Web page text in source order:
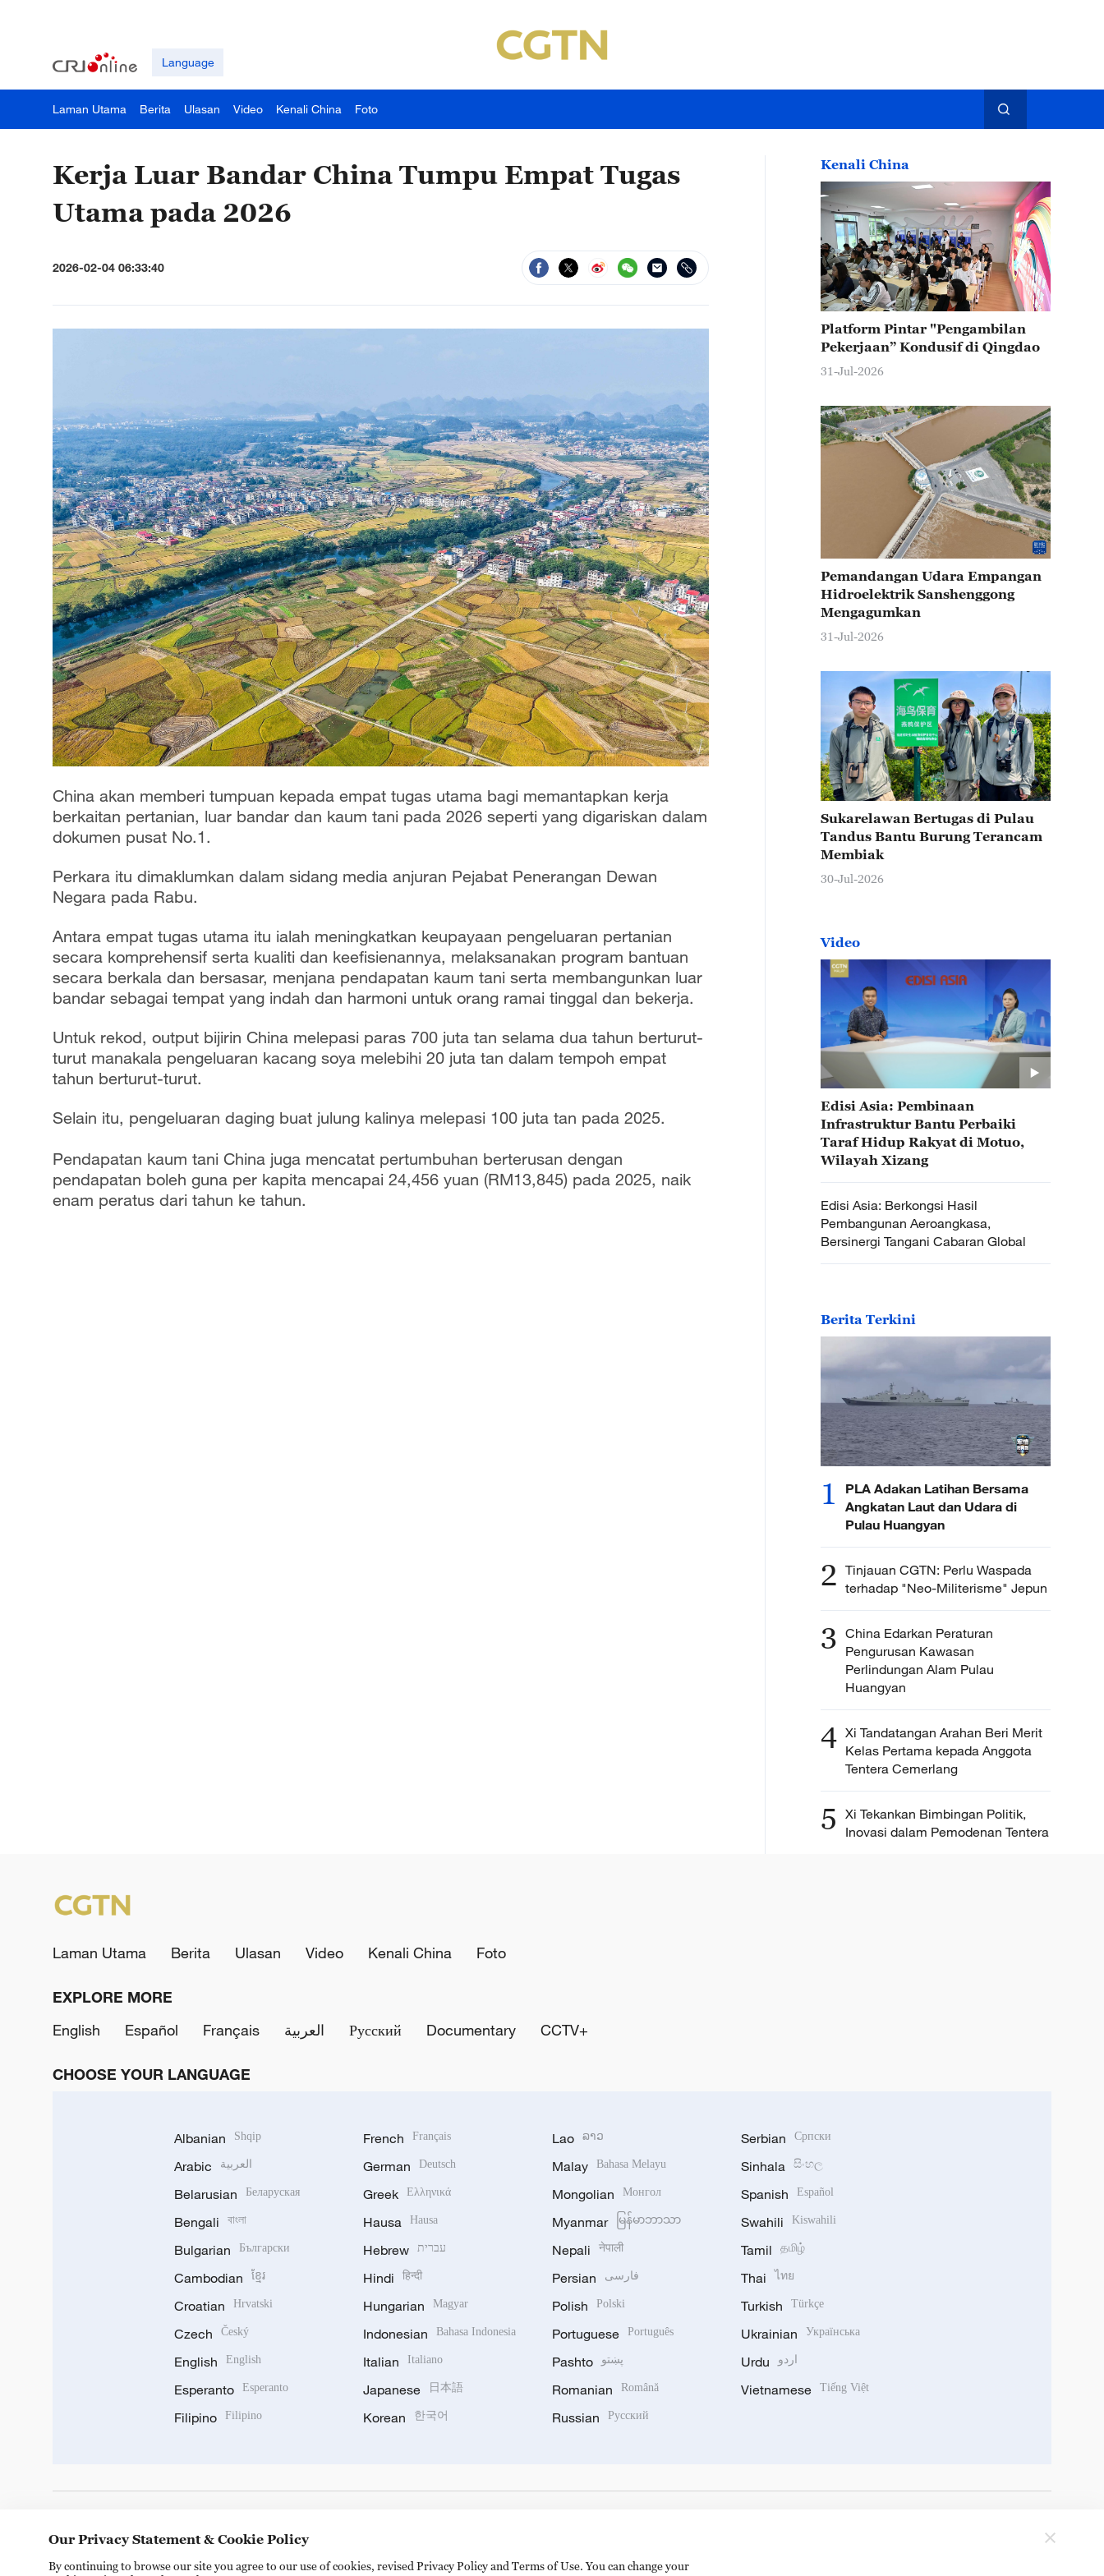
Language
Laman Utama Berita Ulasan Video Kenali China Foto
Kerja Luar Bandar China Tumpu Empat Tugas
Utama pada 2026
2026-02-04 06:33:40
China akan memberi tumpuan kepada empat tugas utama bagi memantapkan kerja
berkaitan pertanian, luar bandar dan kaum tani pada 2026 seperti yang digariskan dalam
dokumen pusat No.1.
Perkara itu dimaklumkan dalam sidang media anjuran Pejabat Penerangan Dewan
Negara pada Rabu.
Antara empat tugas utama itu ialah meningkatkan keupayaan pengeluaran pertanian
secara komprehensif serta kualiti dan keefisienannya, melaksanakan program bantuan
secara berkala dan bersasar, menjana pendapatan kaum tani serta membangunkan luar
bandar sebagai tempat yang indah dan harmoni untuk orang ramai tinggal dan bekerja.
Untuk rekod, output bijirin China melepasi paras 700 juta tan selama dua tahun berturut-
turut manakala pengeluaran kacang soya melebihi 20 juta tan dalam tempoh empat
tahun berturut-turut.
Selain itu, pengeluaran daging buat julung kalinya melepasi 100 juta tan pada 2025.
Pendapatan kaum tani China juga mencatat pertumbuhan berterusan dengan
pendapatan boleh guna per kapita mencapai 24,456 yuan (RM13,845) pada 2025, naik
enam peratus dari tahun ke tahun.
Kenali China
Platform Pintar "Pengambilan
Pekerjaan” Kondusif di Qingdao
31-Jul-2026
Pemandangan Udara Empangan
Hidroelektrik Sanshenggong
Mengagumkan
31-Jul-2026
Sukarelawan Bertugas di Pulau
Tandus Bantu Burung Terancam
Membiak
30-Jul-2026
Video
Edisi Asia: Pembinaan
Infrastruktur Bantu Perbaiki
Taraf Hidup Rakyat di Motuo,
Wilayah Xizang
Edisi Asia: Berkongsi Hasil
Pembangunan Aeroangkasa,
Bersinergi Tangani Cabaran Global
Berita Terkini
1
PLA Adakan Latihan Bersama
Angkatan Laut dan Udara di
Pulau Huangyan
2 Tinjauan CGTN: Perlu Waspada
terhadap "Neo-Militerisme" Jepun
3 China Edarkan Peraturan
Pengurusan Kawasan
Perlindungan Alam Pulau
Huangyan
4 Xi Tandatangan Arahan Beri Merit
Kelas Pertama kepada Anggota
Tentera Cemerlang
5 Xi Tekankan Bimbingan Politik,
Inovasi dalam Pemodenan Tentera
Laman Utama Berita Ulasan Video Kenali China Foto
EXPLORE MORE
English
Español Français العربية Русский Documentary CCTV+
CHOOSE YOUR LANGUAGE
Albanian Shqip
Arabic العربية
Belarusian Беларуская
Bengali বাংলা
Bulgarian Български
Cambodian ខ្មែរ
Croatian Hrvatski
Czech Český
English English
Esperanto Esperanto
Filipino Filipino
French Français
German Deutsch
Greek Ελληνικά
Hausa Hausa
Hebrew עברית
Hindi हिन्दी
Hungarian Magyar
Indonesian Bahasa Indonesia
Italian Italiano
Japanese 日本語
Korean 한국어
Lao ລາວ
Malay Bahasa Melayu
Mongolian Монгол
Myanmar မြန်မာဘာသာ
Nepali नेपाली
Persian فارسی
Polish Polski
Portuguese Português
Pashto پښتو
Romanian Română
Russian Русский
Serbian Српски
Sinhala සිංහල
Spanish Español
Swahili Kiswahili
Tamil தமிழ்
Thai ไทย
Turkish Türkçe
Ukrainian Українська
Urdu اردو
Vietnamese Tiếng Việt
Our Privacy Statement & Cookie Policy
By continuing to browse our site you agree to our use of cookies, revised Privacy Policy and Terms of Use. You can change your